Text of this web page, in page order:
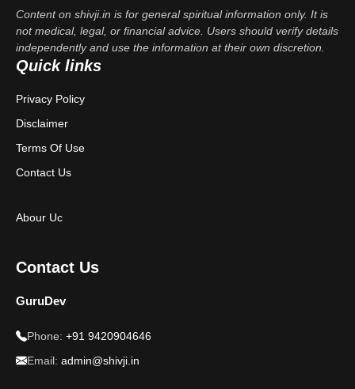
Content on shivji.in is for general spiritual information only. It is
not medical, legal, or financial advice. Users should verify details
independently and use the information at their own discretion.
Quick links
Privacy Policy
Disclaimer
Terms Of Use
Contact Us
Abour Uc
Contact Us
GuruDev
Phone: +91 9420904646
Email: admin@shivji.in